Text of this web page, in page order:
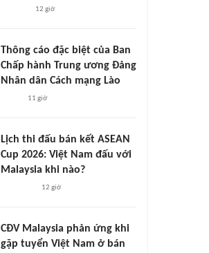
12 giờ
Thông cáo đặc biệt của Ban
Chấp hành Trung ương Đảng
Nhân dân Cách mạng Lào
11 giờ
Lịch thi đấu bán kết ASEAN
Cup 2026: Việt Nam đấu với
Malaysia khi nào?
12 giờ
CĐV Malaysia phản ứng khi
gặp tuyển Việt Nam ở bán